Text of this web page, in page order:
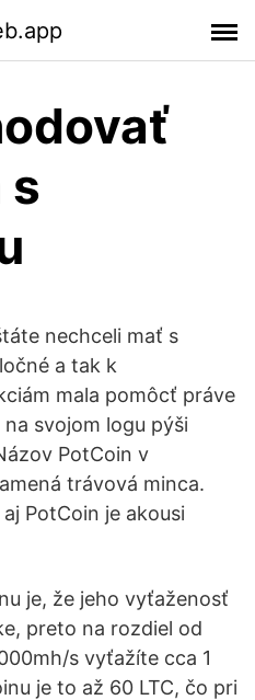
s
nechceli mať s
a tak k
mala pomôcť práve
svojom logu pýši
PotCoin v
trávová minca.
PotCoin je akousi
je, že jeho vyťaženosť
preto na rozdiel od
s vyťažíte cca 1
je to až 60 LTC, čo pri